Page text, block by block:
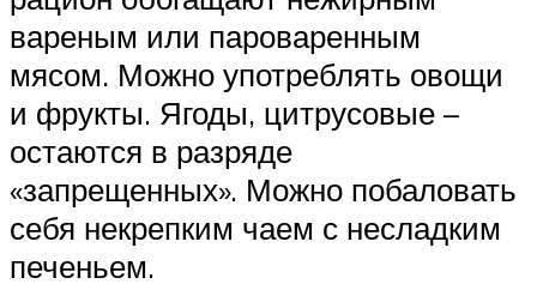
вареным или пароваренным
мясом. Можно употреблять овощи
и фрукты. Ягоды, цитрусовые –
остаются в разряде
«запрещенных». Можно побаловать
себя некрепким чаем с несладким
печеньем.